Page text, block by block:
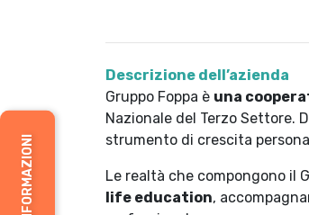
Descrizione dell’azienda
Gruppo Foppa è una
Nazionale del Terzo Settore.
strumento di crescita
Le realtà che compongono il
life education,